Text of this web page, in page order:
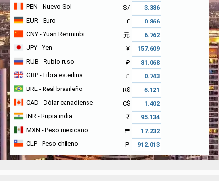
PEN - Nuevo Sol
S/
EUR - Euro
€
CNY - Yuan Renminbi
元
JPY - Yen
¥
RUB - Rublo ruso
₽
GBP - Libra esterlina
£
BRL - Real brasileño
R$
CAD - Dólar canadiense
C$
INR - Rupia india
₹
MXN - Peso mexicano
₱
CLP - Peso chileno ₱